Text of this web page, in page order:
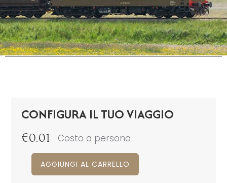
CONFIGURA IL TUO VIAGGIO
€0.01 Costo a persona
AGGIUNGI AL CARRELLO